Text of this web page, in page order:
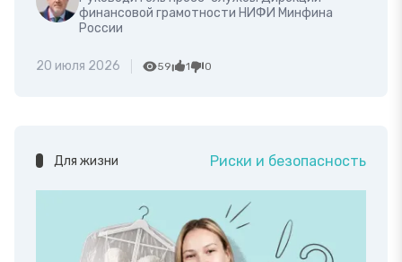
финансовой грамотности НИФИ Минфина
России
20 июля 2026 59 1 0
Для жизни Риски и безопасность